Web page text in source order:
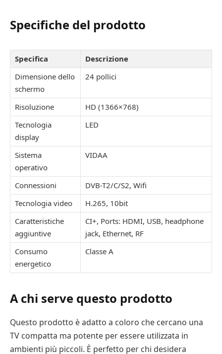
Specifiche del prodotto
Specifica
Descrizione
Dimensione dello
schermo
24 pollici
Risoluzione
HD (1366×768)
Tecnologia
display
LED
Sistema
operativo
VIDAA
Connessioni
DVB-T2/C/S2, Wifi
Tecnologia video
H.265, 10bit
Caratteristiche
aggiuntive
CI+, Ports: HDMI, USB, headphone
jack, Ethernet, RF
Consumo
energetico
Classe A
A chi serve questo prodotto
Questo prodotto è adatto a coloro che cercano una
TV compatta ma potente per essere utilizzata in
ambienti più piccoli. È perfetto per chi desidera